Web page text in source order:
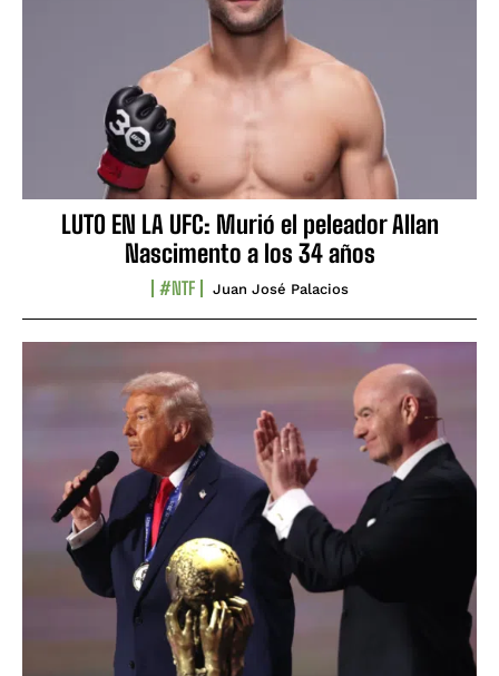
LUTO EN LA UFC: Murió el peleador Allan
Nascimento a los 34 años
#NTF Juan José Palacios